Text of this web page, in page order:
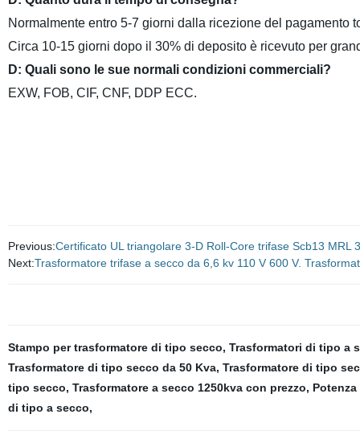
Normalmente entro 5-7 giorni dalla ricezione del pagamento
Circa 10-15 giorni dopo il 30% di deposito è ricevuto per
D: Quali sono le sue normali condizioni commerciali?
EXW, FOB, CIF, CNF, DDP ECC.
Previous:Certificato UL triangolare 3-D Roll-Core trifase Scb13 MRL
Next:Trasformatore trifase a secco da 6,6 kv 110 V 600 V.
Stampo per trasformatore di tipo secco, Trasformatori di tipo a
Trasformatore di tipo secco da 50 Kva, Trasformatore di tipo
tipo secco, Trasformatore a secco 1250kva con prezzo,
di tipo a secco,